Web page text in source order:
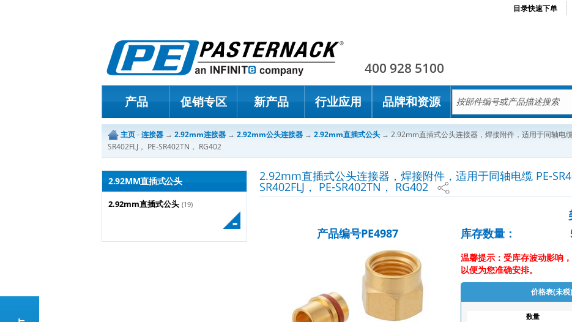
目录快速下单
400 928 5100
产品 促销专区 新产品 行业应用 品牌和资源
主页-连接器 → 2.92mm连接器 → 2.92mm公头连接器 → 2.92mm直插式公头 → 2.92mm直插式公头连接器，焊接附件，适用于同轴电
SR402FLJ， PE-SR402TN， RG402
2.92MM直插式公头
2.92mm直插式公头 (19)
2.92mm直插式公头连接器，焊接附件，适用于同轴电缆 PE-
SR402FLJ， PE-SR402TN， RG402
产品编号PE4987
库存数量：
温馨提示：受库存波动影响
以便为您准确安排。
价格表(未税)
数量